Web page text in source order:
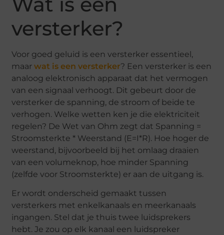
versterker?
Voor goed geluid is een versterker essentieel,
maarwat is een versterker? Een versterker is een
analoog elektronisch apparaat dat het vermogen
van een signaal verhoogt. Dit gebeurt door de
versterker de spanning, de stroom of beide te
verhogen. Welke wetten ken je die elektriciteit
regelen? De Wet van Ohm zegt dat Spanning =
Stroomsterkte * Weerstand (E=I*R). Hoe hoger de
weerstand, bijvoorbeeld bij het omlaag draaien
van een volumeknop, hoe minder Spanning
(zelfde voor Stroomsterkte) er aan de uitgang is.
Er wordt onderscheid gemaakt tussen
versterkers met enkelkanaals en meerkanaals
ingangen. Stel dat je thuis twee luidsprekers
hebt. Je zou op elk kanaal een luidspreker